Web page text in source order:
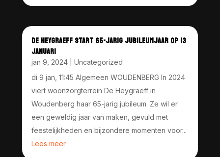
DE HEYGRAEFF START 65-JARIG JUBILEUMJAAR OP 13
JANUARI
jan 9, 2024| Uncategorized
di 9 jan, 11:45 Algemeen WOUDENBERG In 2024
viert woonzorgterrein De Heygraeff in
Woudenberg haar 65-jarig jubileum. Ze wil er
een geweldig jaar van maken, gevuld met
feestelijkheden en bijzondere momenten voor...
Lees meer